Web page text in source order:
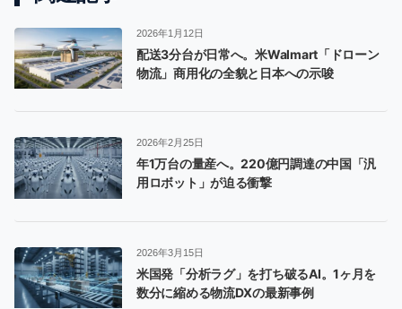
2026年1月12日
配送3分台が日常へ。米Walmart「ドローン
物流」商用化の全貌と日本への示唆
2026年2月25日
年1万台の量産へ。220億円調達の中国「汎
用ロボット」が迫る衝撃
2026年3月15日
米国発「分析ラグ」を打ち破るAI。1ヶ月を
数分に縮める物流DXの最新事例